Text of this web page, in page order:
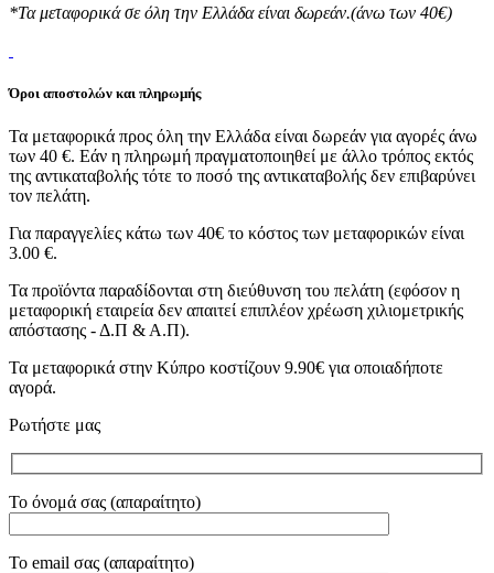
*Τα μεταφορικά σε όλη την Ελλάδα είναι δωρεάν.(άνω των 40€)
Όροι αποστολών και πληρωμής
Τα μεταφορικά προς όλη την Ελλάδα είναι δωρεάν για αγορές άνω
των 40 €. Εάν η πληρωμή πραγματοποιηθεί με άλλο τρόπος εκτός
της αντικαταβολής τότε το ποσό της αντικαταβολής δεν επιβαρύνει
τον πελάτη.
Για παραγγελίες κάτω των 40€ το κόστος των μεταφορικών είναι
3.00 €.
Τα προϊόντα παραδίδονται στη διεύθυνση του πελάτη (εφόσον η
μεταφορική εταιρεία δεν απαιτεί επιπλέον χρέωση χιλιομετρικής
απόστασης - Δ.Π & Α.Π).
Τα μεταφορικά στην Κύπρο κοστίζουν 9.90€ για οποιαδήποτε
αγορά.
Ρωτήστε μας
Το όνομά σας (απαραίτητο)
Το email σας (απαραίτητο)